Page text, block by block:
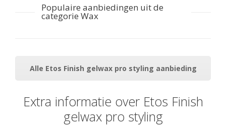
Populaire aanbiedingen uit de
categorie Wax
Alle Etos Finish gelwax pro styling aanbieding
Extra informatie over Etos Finish
gelwax pro styling